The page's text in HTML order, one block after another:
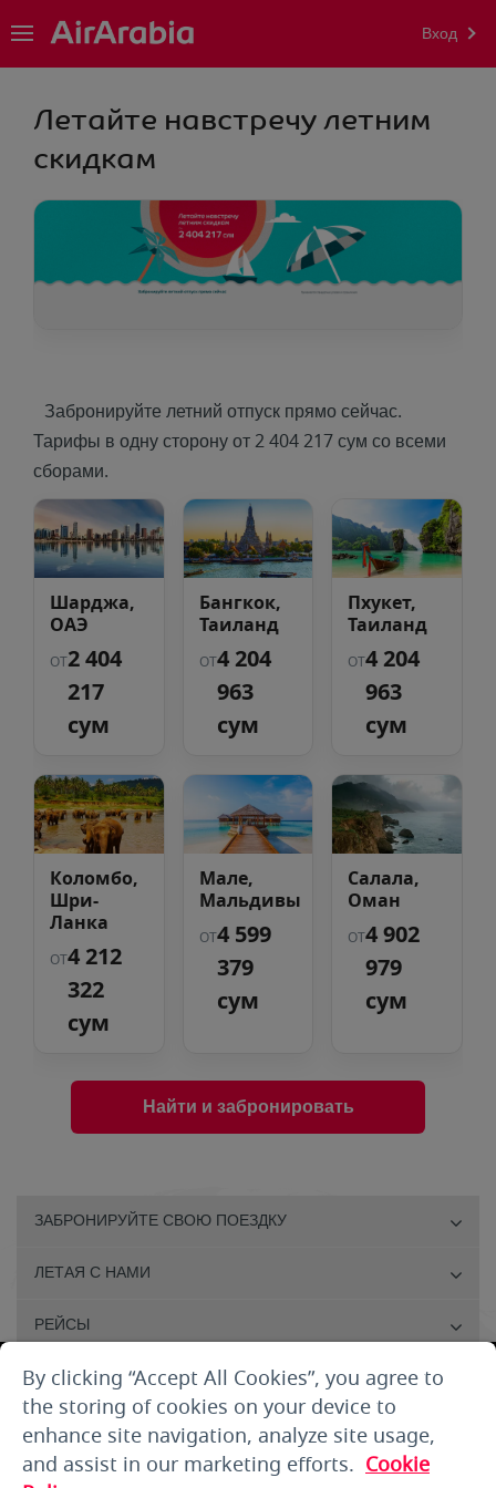
Вход
Летайте навстречу летним
скидкам
Забронируйте летний отпуск прямо сейчас.
Тарифы в одну сторону от 2 404 217 сум со всеми
сборами.
Шарджа,
ОАЭ
ОТ2 404
217
сум
Бангкок,
Таиланд
ОТ4 204
963
сум
Пхукет,
Таиланд
ОТ4 204
963
сум
Коломбо,
Шри-
Ланка
ОТ4 212
322
сум
Мале,
Мальдивы
ОТ4 599
379
сум
Салала,
Оман
ОТ4 902
979
сум
Найти и забронировать
ЗАБРОНИРУЙТЕ СВОЮ ПОЕЗДКУ
ЛЕТАЯ С НАМИ
РЕЙСЫ
ПОМОЩЬ КЛИЕНТАМ
О НАС
ПРАВИЛА И УСЛОВИЯ
By clicking “Accept All Cookies”, you agree to
the storing of cookies on your device to
enhance site navigation, analyze site usage,
and assist in our marketing efforts. Cookie